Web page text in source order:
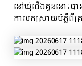
នៅឃុំជើងគួននោះបា
ការបកស្រាយបំភ្លឺពីគ្